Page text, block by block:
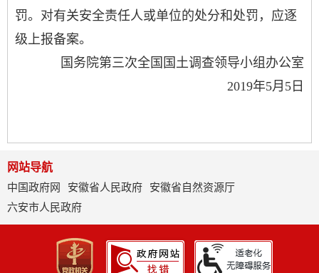
罚。对有关安全责任人或单位的处分和处罚，应逐
级上报备案。
国务院第三次全国国土调查领导小组办公室
2019年5月 5 日
网站导航
中国政府网
安徽省人民政府
安徽省自然资源厅
六安市人民政府